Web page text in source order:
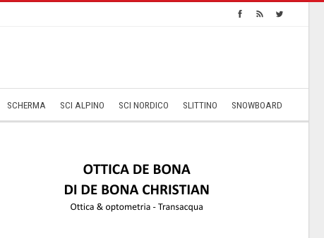
SCHERMA SCI ALPINO SCI NORDICO SLITTINO SNOWBOARD